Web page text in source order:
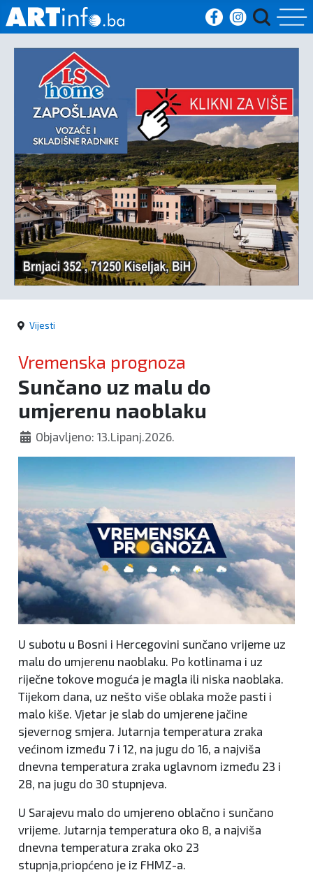
Početna
Vijesti
Sport
Kultura
Crna
kronika
Politika
Vijesti
Vremenska prognoza
Sunčano uz malu do
umjerenu naoblaku
Objavljeno: 13.Lipanj.2026.
U subotu u Bosni i Hercegovini sunčano vrijeme uz
malu do umjerenu naoblaku. Po kotlinama i uz
riječne tokove moguća je magla ili niska naoblaka.
Tijekom dana, uz nešto više oblaka može pasti i
malo kiše. Vjetar je slab do umjerene jačine
sjevernog smjera. Jutarnja temperatura zraka
većinom između 7 i 12, na jugu do 16, a najviša
dnevna temperatura zraka uglavnom između 23 i
28, na jugu do 30 stupnjeva.
U Sarajevu malo do umjereno oblačno i sunčano
vrijeme. Jutarnja temperatura oko 8, a najviša
dnevna temperatura zraka oko 23
stupnja,priopćeno je iz FHMZ-a.